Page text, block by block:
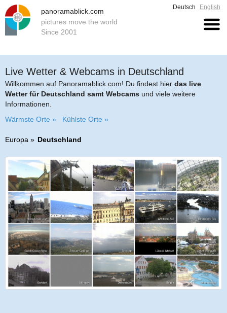
panoramablick.com
pictures move the world
Since 2001
Deutsch English
Live Wetter & Webcams in Deutschland
Willkommen auf Panoramablick.com! Du findest hier das live
Wetter für Deutschland samt Webcams und viele weitere
Informationen.
Wärmste Orte »
Kühlste Orte »
Europa Deutschland